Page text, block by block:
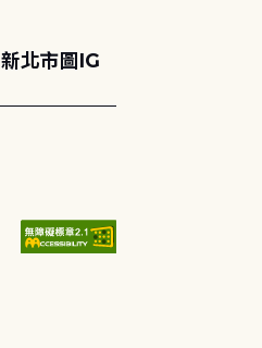
新北市圖IG